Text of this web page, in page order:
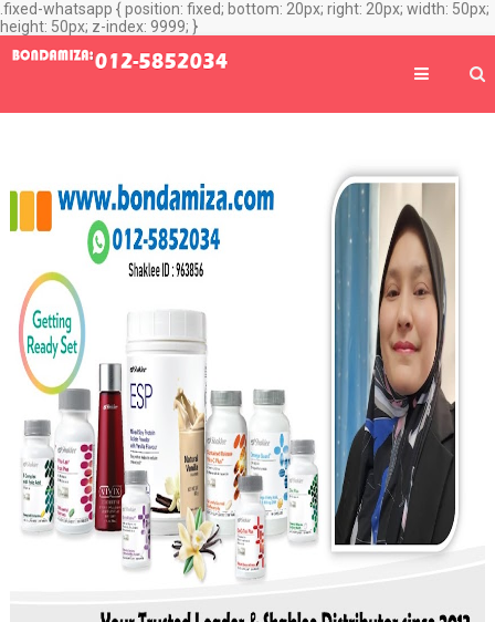
.fixed-whatsapp { position: fixed; bottom: 20px; right: 20px; width: 50px;
height: 50px; z-index: 9999; }